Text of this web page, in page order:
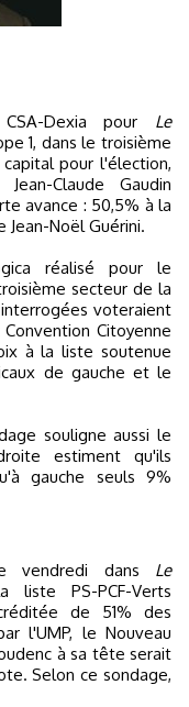
Dexia pour Le
1, dans le troisième
pour l'élection,
Claude Gaudin
avance : 50,5% à la
Noël Guérini.
réalisé pour le
secteur de la
voteraient
Citoyenne
à la liste soutenue
de gauche et le
souligne aussi le
estiment qu'ils
gauche seuls 9%
vendredi dans Le
liste PS-PCF-Verts
de 51% des
l'UMP, le Nouveau
à sa tête serait
Selon ce sondage,